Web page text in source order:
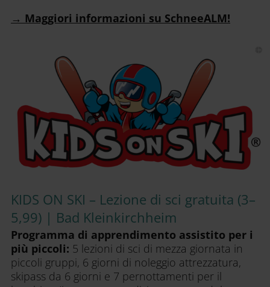
→ Maggiori informazioni su SchneeALM!
KIDS ON SKI – Lezione di sci gratuita (3–
5,99) | Bad Kleinkirchheim
Programma di apprendimento assistito per i
più piccoli: 5 lezioni di sci di mezza giornata in
piccoli gruppi, 6 giorni di noleggio attrezzatura,
skipass da 6 giorni e 7 pernottamenti per il